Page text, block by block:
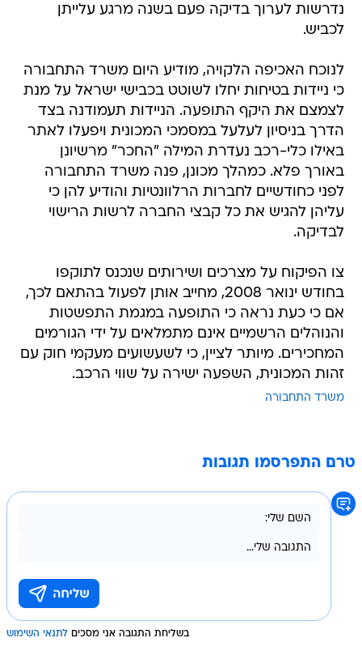
נדרשות לערוך בדיקה פעם בשנה מרגע עלייתן
לכביש.
לנוכח האכיפה הלקויה, מודיע היום משרד התחבורה
כי ניידות בטיחות יחלו לשוטט בכבישי ישראל על מנת
לצמצם את היקף התופעה. הניידות תעמודנה בצד
הדרך בניסיון לעלעל במסמכי המכונית ויפעלו לאתר
באילו כלי-רכב נעדרת המילה "החכר" מרשיונן
באורך פלא. כמהלך מכונן, פנה משרד התחבורה
לפני כחודשיים לחברות הרלוונטיות והודיע להן כי
עליהן להגיש את כל קבצי החברה לרשות הרישוי
לבדיקה.
צו הפיקוח על מצרכים ושירותים שנכנס לתוקפו
בחודש ינואר 2008, מחייב אותן לפעול בהתאם לכך,
אם כי כעת נראה כי התופעה במגמת התפשטות
והנוהלים הרשמיים אינם מתמלאים על ידי הגורמים
המחכירים. מיותר לציין, כי לשעשועים מעקמי חוק עם
זהות המכונית, השפעה ישירה על שווי הרכב.
משרד התחבורה
טרם התפרסמו תגובות
בשליחת התגובה אני מסכים לתנאי השימוש